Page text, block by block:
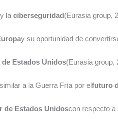
y la ciberseguridad(Eurasia group,
y su oportunidad de
Estados Unidos(Eurasia group,
a la Guerra Fría por elfuturo
de Estados Unidoscon respecto a